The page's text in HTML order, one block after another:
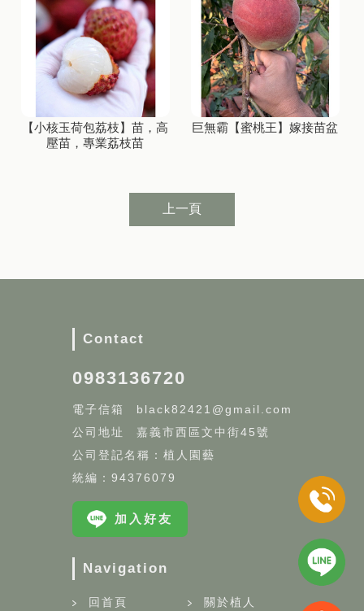
【小核玉荷包荔枝】苗，高
壓苗，專業荔枝苗
巨無霸【蜜桃王】嫁接苗盆
上一頁
Contact
0983136720
black82421@gmail.com
嘉義市西區文中街45號
公司登記名稱：植人園藝
統編：94376079
加入好友
Navigation
回首頁 關於植人